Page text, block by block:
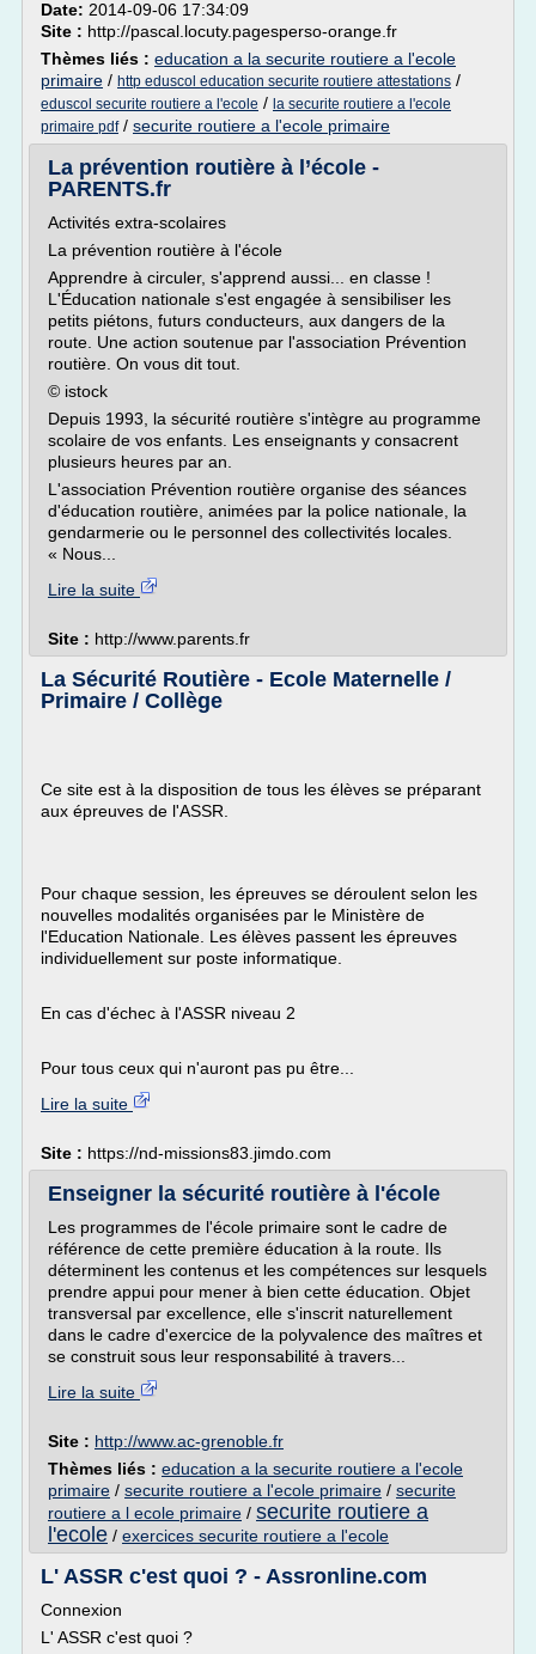
Date: 2014-09-06 17:34:09
Site : http://pascal.locuty.pagesperso-orange.fr
Thèmes liés : education a la securite routiere a l'ecole
primaire / http eduscol education securite routiere attestations /
eduscol securite routiere a l'ecole / la securite routiere a l'ecole
primaire pdf/ securite routiere a l'ecole primaire
La prévention routière à l’école -
PARENTS.fr
Activités extra-scolaires
La prévention routière à l'école
Apprendre à circuler, s'apprend aussi... en classe !
L'Éducation nationale s'est engagée à sensibiliser les
petits piétons, futurs conducteurs, aux dangers de la
route. Une action soutenue par l'association Prévention
routière. On vous dit tout.
© istock
Depuis 1993, la sécurité routière s'intègre au programme
scolaire de vos enfants. Les enseignants y consacrent
plusieurs heures par an.
L'association Prévention routière organise des séances
d'éducation routière, animées par la police nationale, la
gendarmerie ou le personnel des collectivités locales.
« Nous...
Lire la suite
Site : http://www.parents.fr
La Sécurité Routière - Ecole Maternelle /
Primaire / Collège
Ce site est à la disposition de tous les élèves se préparant
aux épreuves de l'ASSR.
Pour chaque session, les épreuves se déroulent selon les
nouvelles modalités organisées par le Ministère de
l'Education Nationale. Les élèves passent les épreuves
individuellement sur poste informatique.
En cas d'échec à l'ASSR niveau 2
Pour tous ceux qui n'auront pas pu être...
Lire la suite
Site : https://nd-missions83.jimdo.com
Enseigner la sécurité routière à l'école
Les programmes de l'école primaire sont le cadre de
référence de cette première éducation à la route. Ils
déterminent les contenus et les compétences sur lesquels
prendre appui pour mener à bien cette éducation. Objet
transversal par excellence, elle s'inscrit naturellement
dans le cadre d'exercice de la polyvalence des maîtres et
se construit sous leur responsabilité à travers...
Lire la suite
Site : http://www.ac-grenoble.fr
Thèmes liés : education a la securite routiere a l'ecole
primaire / securite routiere a l'ecole primaire / securite
routiere a l ecole primaire / securite routiere a
l'ecole / exercices securite routiere a l'ecole
L' ASSR c'est quoi ? - Assronline.com
Connexion
L' ASSR c'est quoi ?